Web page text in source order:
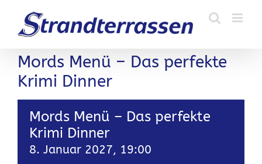
Inhalt
springen
Mords Menü – Das perfekte
Krimi Dinner
Mords Menü – Das perfekte
Krimi Dinner
8. Januar 2027, 19:00